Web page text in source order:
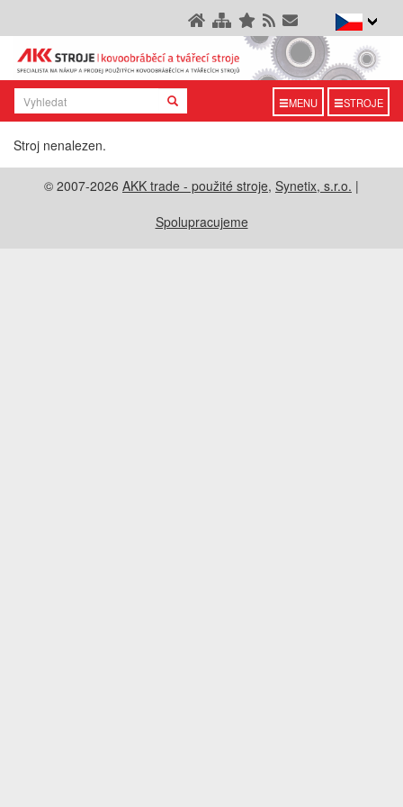
MENU STROJE
Stroj nenalezen.
© 2007-2026 AKK trade - použité stroje, Synetix, s.r.o. |
Spolupracujeme